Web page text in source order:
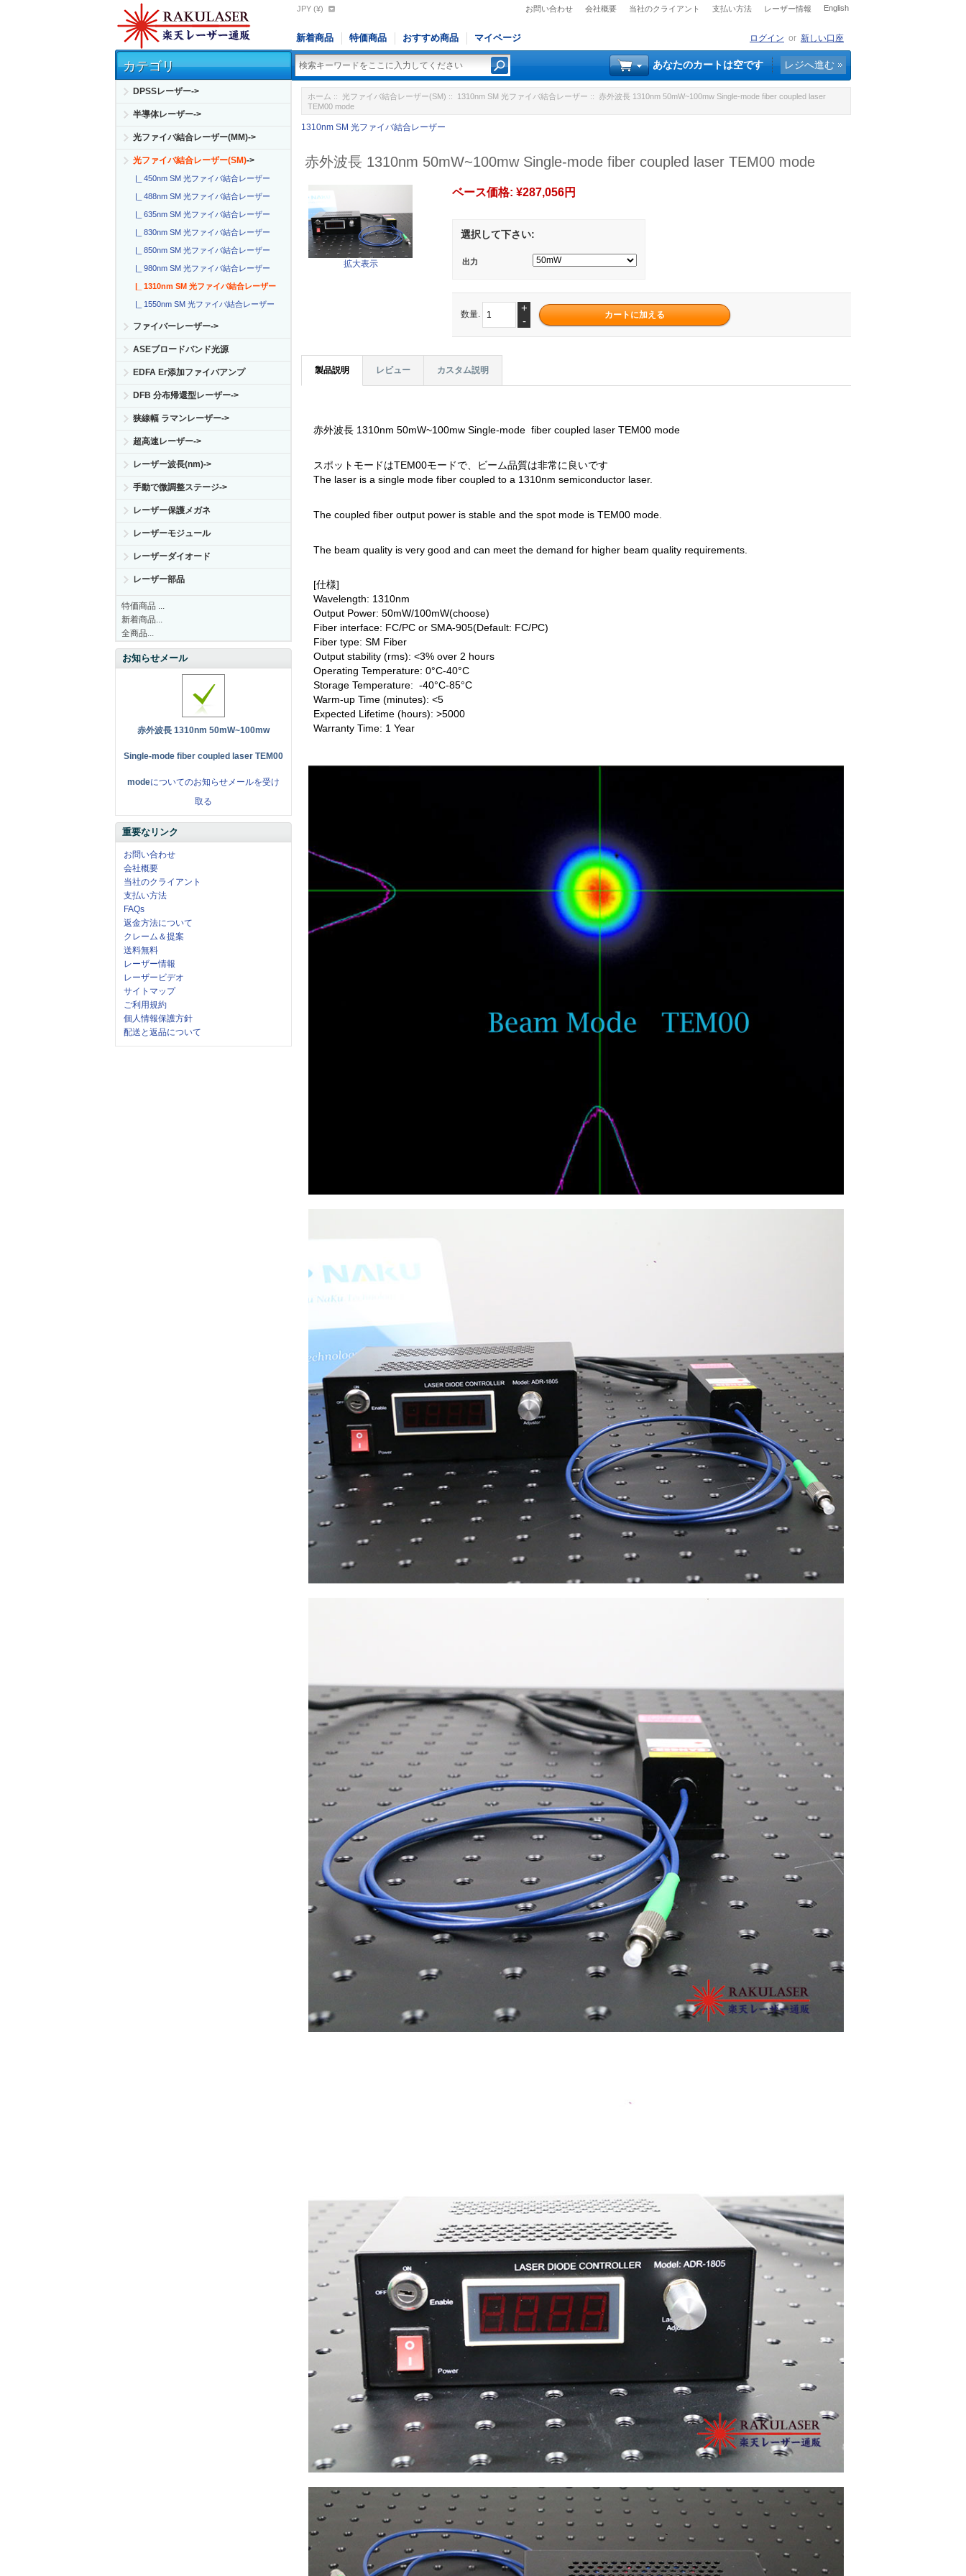
お問い合わせ 会社概要 当社のクライアント 支払い方法 レーザー情報 English
JPY (¥)
新着商品 特価商品 おすすめ商品 マイページ ログイン or 新しい口座
あなたのカートは空です レジへ進む
カテゴリ
DPSSレーザー->
半導体レーザー->
光ファイバ結合レーザー(MM)->
光ファイバ結合レーザー(SM)->
|_ 450nm SM 光ファイバ結合レーザー
|_ 488nm SM 光ファイバ結合レーザー
|_ 635nm SM 光ファイバ結合レーザー
|_ 830nm SM 光ファイバ結合レーザー
|_ 850nm SM 光ファイバ結合レーザー
|_ 980nm SM 光ファイバ結合レーザー
|_ 1310nm SM 光ファイバ結合レーザー
|_ 1550nm SM 光ファイバ結合レーザー
ファイバーレーザー->
ASEブロードバンド光源
EDFA Er添加ファイバアンプ
DFB 分布帰還型レーザー->
狭線幅 ラマンレーザー->
超高速レーザー->
レーザー波長(nm)->
手動で微調整ステージ->
レーザー保護メガネ
レーザーモジュール
レーザーダイオード
レーザー部品
特価商品 ...
新着商品...
全商品...
お知らせメール
赤外波長 1310nm 50mW~100mw
Single-mode fiber coupled laser TEM00
modeについてのお知らせメールを受け
取る
重要なリンク
お問い合わせ
会社概要
当社のクライアント
支払い方法
FAQs
返金方法について
クレーム＆提案
送料無料
レーザー情報
レーザービデオ
サイトマップ
ご利用規約
個人情報保護方針
配送と返品について
ホーム :: 光ファイバ結合レーザー(SM) :: 1310nm SM 光ファイバ結合レーザー :: 赤外波長 1310nm 50mW~100mw Single-mode fiber coupled laser
TEM00 mode
1310nm SM 光ファイバ結合レーザー
赤外波長 1310nm 50mW~100mw Single-mode fiber coupled laser TEM00 mode
拡大表示
ベース価格:¥287,056円
選択して下さい:
出力
数量.
+
-
製品説明 レビュー カスタム説明
赤外波長 1310nm 50mW~100mw Single-mode fiber coupled laser TEM00 mode
スポットモードはTEM00モードで、ビーム品質は非常に良いです
The laser is a single mode fiber coupled to a 1310nm semiconductor laser.
The coupled fiber output power is stable and the spot mode is TEM00 mode.
The beam quality is very good and can meet the demand for higher beam quality requirements.
[仕様]
Wavelength: 1310nm
Output Power: 50mW/100mW(choose)
Fiber interface: FC/PC or SMA-905(Default: FC/PC)
Fiber type: SM Fiber
Output stability (rms): <3% over 2 hours
Operating Temperature: 0°C-40°C
Storage Temperature: -40°C-85°C
Warm-up Time (minutes): <5
Expected Lifetime (hours): >5000
Warranty Time: 1 Year